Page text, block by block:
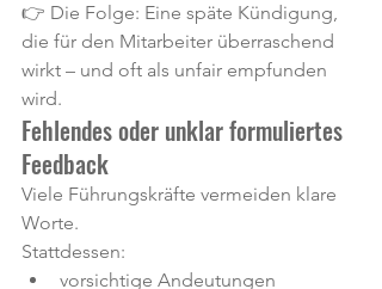
👉 Die Folge: Eine späte Kündigung,
die für den Mitarbeiter überraschend
wirkt – und oft als unfair empfunden
wird.
Fehlendes oder unklar formuliertes
Feedback
Viele Führungskräfte vermeiden klare
Worte.
Stattdessen:
vorsichtige Andeutungen